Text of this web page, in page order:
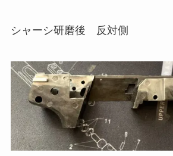
シャーシ研磨後 反対側